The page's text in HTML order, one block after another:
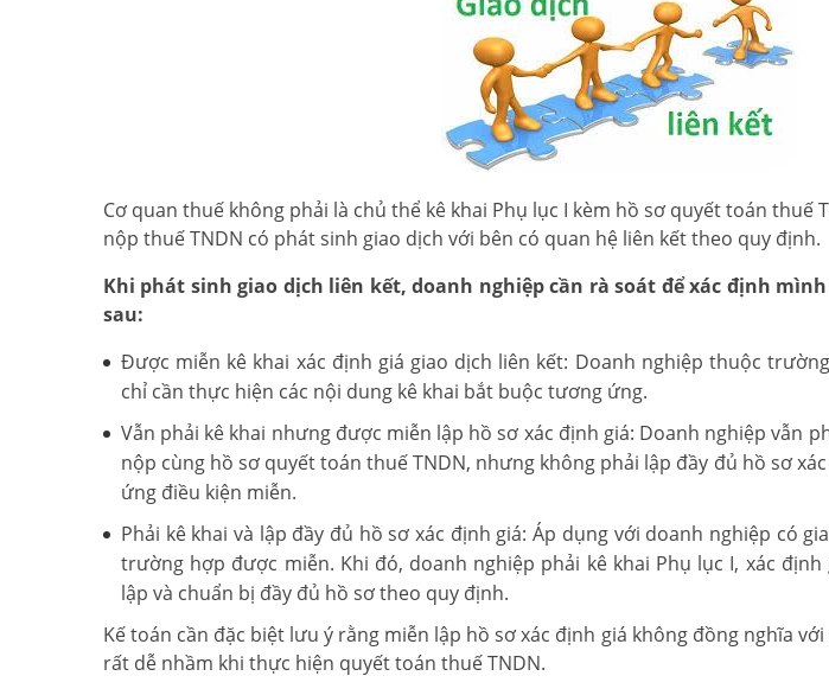
Cơ quan thuế không phải là chủ thể kê khai Phụ lục I kèm hồ sơ quyết toán thuế
nộp thuế TNDN có phát sinh giao dịch với bên có quan hệ liên kết theo quy định.
Khi phát sinh giao dịch liên kết, doanh nghiệp cần rà soát để xác định
sau:
Được miễn kê khai xác định giá giao dịch liên kết: Doanh nghiệp thuộc
chỉ cần thực hiện các nội dung kê khai bắt buộc tương ứng.
Vẫn phải kê khai nhưng được miễn lập hồ sơ xác định giá: Doanh nghiệp vẫn
nộp cùng hồ sơ quyết toán thuế TNDN, nhưng không phải lập đầy đủ hồ sơ
ứng điều kiện miễn.
Phải kê khai và lập đầy đủ hồ sơ xác định giá: Áp dụng với doanh nghiệp có
trường hợp được miễn. Khi đó, doanh nghiệp phải kê khai Phụ lục I, xác
lập và chuẩn bị đầy đủ hồ sơ theo quy định.
Kế toán cần đặc biệt lưu ý rằng miễn lập hồ sơ xác định giá không đồng nghĩa
rất dễ nhầm khi thực hiện quyết toán thuế TNDN.